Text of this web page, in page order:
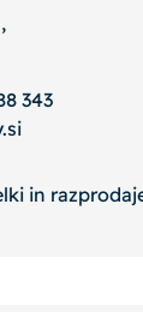
343
in